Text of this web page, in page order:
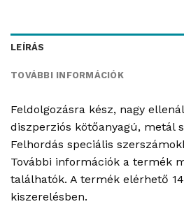
LEÍRÁS
TOVÁBBI INFORMÁCIÓK
Feldolgozásra kész, nagy
diszperziós kötőanyagú, metál
Felhordás speciális
További információk a termék
találhatók. A termék elérhető
kiszerelésben.